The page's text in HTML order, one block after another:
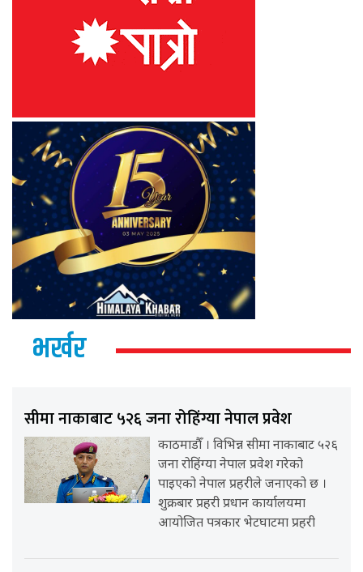
भर्खर
सीमा नाकाबाट ५२६ जना रोहिंग्या नेपाल प्रवेश
काठमाडौँ । विभिन्न सीमा नाकाबाट ५२६
जना रोहिंग्या नेपाल प्रवेश गरेको
पाइएको नेपाल प्रहरीले जनाएको छ ।
शुक्रबार प्रहरी प्रधान कार्यालयमा
आयोजित पत्रकार भेटघाटमा प्रहरी